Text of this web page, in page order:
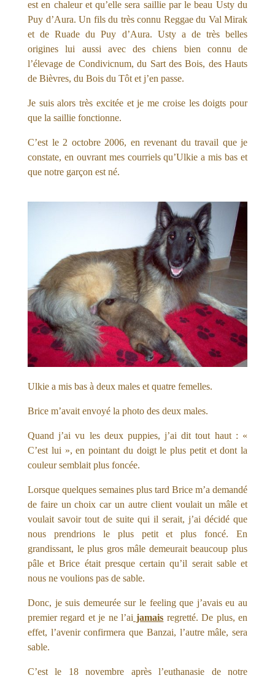
est en chaleur et qu’elle sera saillie par le beau Usty du
Puy d’Aura. Un fils du très connu Reggae du Val Mirak
et de Ruade du Puy d’Aura. Usty a de très belles
origines lui aussi avec des chiens bien connu de
l’élevage de Condivicnum, du Sart des Bois, des Hauts
de Bièvres, du Bois du Tôt et j’en passe.
Je suis alors très excitée et je me croise les doigts pour
que la saillie fonctionne.
C’est le 2 octobre 2006, en revenant du travail que je
constate, en ouvrant mes courriels qu’Ulkie a mis bas et
que notre garçon est né.
Ulkie a mis bas à deux males et quatre femelles.
Brice m’avait envoyé la photo des deux males.
Quand j’ai vu les deux puppies, j’ai dit tout haut : «
C’est lui », en pointant du doigt le plus petit et dont la
couleur semblait plus foncée.
Lorsque quelques semaines plus tard Brice m’a demandé
de faire un choix car un autre client voulait un mâle et
voulait savoir tout de suite qui il serait, j’ai décidé que
nous prendrions le plus petit et plus foncé. En
grandissant, le plus gros mâle demeurait beaucoup plus
pâle et Brice était presque certain qu’il serait sable et
nous ne voulions pas de sable.
Donc, je suis demeurée sur le feeling que j’avais eu au
premier regard et je ne l’ai jamais regretté. De plus, en
effet, l’avenir confirmera que Banzai, l’autre mâle, sera
sable.
C’est le 18 novembre après l’euthanasie de notre